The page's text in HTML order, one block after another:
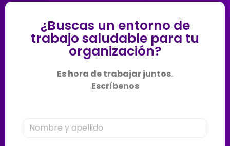
¿Buscas un entorno de
trabajo saludable para tu
organización?
Es hora de trabajar juntos.
Escríbenos